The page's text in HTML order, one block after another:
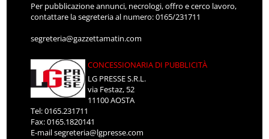
Per pubblicazione annunci, necrologi, offro e cerco lavoro,
contattare la segreteria al numero: 0165/231711
segreteria@gazzettamatin.com
CONCESSIONARIA DI PUBBLICITÀ
LG PRESSE S.R.L.
via Festaz, 52
11100 AOSTA
Tel: 0165.231711
Fax: 0165.1820141
E-mailsegreteria@lgpresse.com